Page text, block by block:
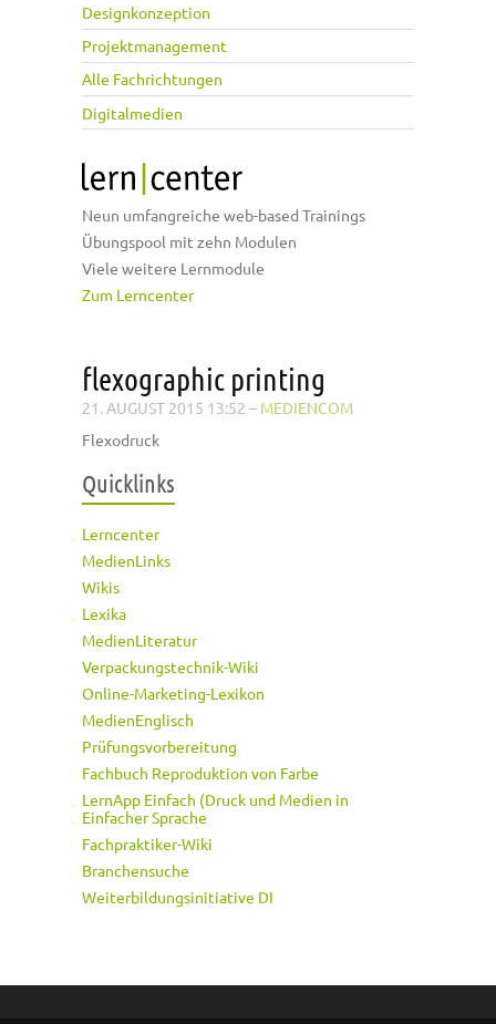
Designkonzeption
Projektmanagement
Alle Fachrichtungen
Digitalmedien
Neun umfangreiche web-based Trainings
Übungspool mit zehn Modulen
Viele weitere Lernmodule
Zum Lerncenter
flexographic printing
21. AUGUST 2015 13:52 – MEDIENCOM
Flexodruck
Quicklinks
Lerncenter
MedienLinks
Wikis
Lexika
MedienLiteratur
Verpackungstechnik-Wiki
Online-Marketing-Lexikon
MedienEnglisch
Prüfungsvorbereitung
Fachbuch Reproduktion von Farbe
LernApp Einfach (Druck und Medien in
Einfacher Sprache
Fachpraktiker-Wiki
Branchensuche
Weiterbildungsinitiative DI